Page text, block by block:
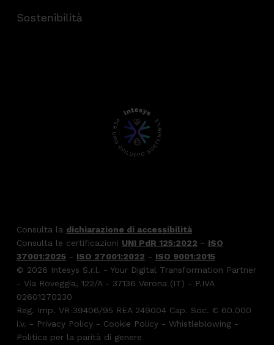
Sostenibilità
Consulta la dichiarazione di accessibilità
Consulta le certificazioni UNI PdR 125:2022 - ISO
37001:2025 - ISO 27001:2022 - ISO 9001:2015
© 2026 Intesys S.r.l. - Your Digital Transformation Partner
- Via Roveggia, 122/A - 37136 Verona (IT) - P.IVA
02601270230
Reg. Imp. VR 39406/95 REA 249004 Cap. Soc. € 60.000
i.v. - Privacy Policy- Cookie Policy- Whistleblowing-
Politica per la parità di genere